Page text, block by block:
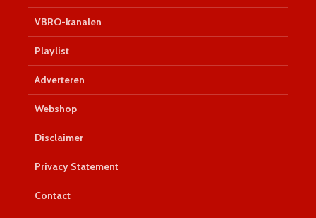
VBRO-kanalen
Playlist
Adverteren
Webshop
Disclaimer
Privacy Statement
Contact